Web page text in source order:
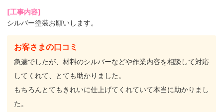
[工事内容]
シルバー塗装お願いします。
お客さまの口コミ
急遽でしたが、材料のシルバーなどや作業内容を相談して対応
してくれて、とても助かりました。
もちろんとてもきれいに仕上げてくれていて本当に助かりまし
た。